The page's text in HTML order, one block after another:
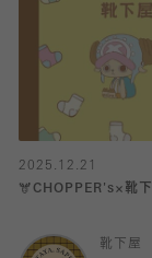
2025.12.21
🫎CHOPPER's×靴下
靴下屋